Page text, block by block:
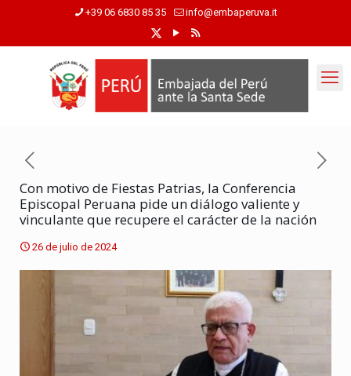
+39 06 6830 85 35 info@embaperuva.it
Con motivo de Fiestas Patrias, la Conferencia
Episcopal Peruana pide un diálogo valiente y
vinculante que recupere el carácter de la nación
26 de julio de 2024